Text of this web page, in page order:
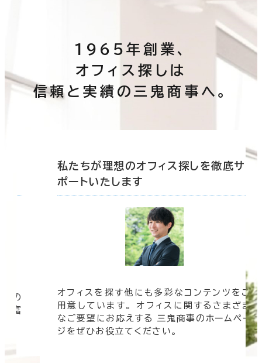
1965年創業、
オフィス探しは
信頼と実績の三鬼商事へ。
の
豊富
私たちが理想のオフィス探しを徹底サ
ポートいたします
オフィスを探す他にも多彩なコンテンツをご
用意しています。 オフィスに関するさまざま
なご要望にお応えする 三鬼商事のホームペー
ジをぜひお役立てください。